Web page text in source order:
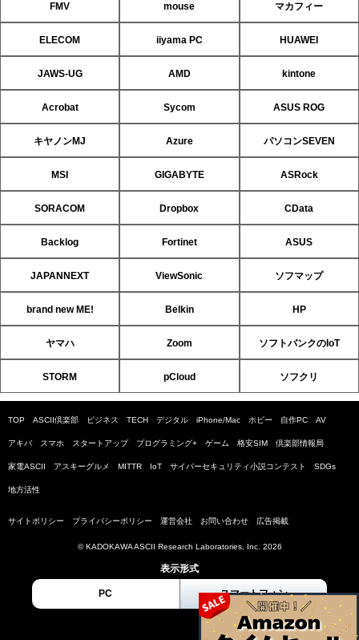
FMV mouse マカフィー
ELECOM iiyama PC HUAWEI
JAWS-UG AMD kintone
Acrobat Sycom ASUS ROG
キヤノンMJ Azure パソコンSEVEN
MSI GIGABYTE ASRock
SORACOM Dropbox CData
Backlog Fortinet ASUS
JAPANNEXT ViewSonic ソフマップ
brand new ME! Belkin HP
ヤマハ Zoom ソフトバンクのIoT
STORM pCloud ソフクリ
TOP ASCII倶楽部 ビジネス TECH デジタル iPhone/Mac ホビー 自作PC AV
アキバ スマホ スタートアップ プログラミング+ ゲーム 格安SIM 倶楽部情報局
家電ASCII アスキーグルメ MITTR IoT サイバーセキュリティ小説コンテスト SDGs
地方活性
サイトポリシー プライバシーポリシー 運営会社 お問い合わせ 広告掲載
© KADOKAWA ASCII Research Laboratories, Inc. 2026
表示形式
PC スマートフォン